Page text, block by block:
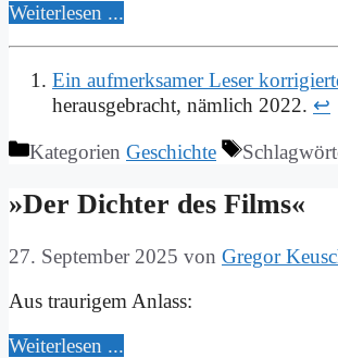
Wei­ter­le­sen ...
Ein aufmerksamer Leser
herausgebracht, nämlich 2022. ↩
Kategorien Geschichte
»Der Dich­ter des Films«
27. September 2025 von Gregor
Aus trau­ri­gem An­lass:
Wei­ter­le­sen ...